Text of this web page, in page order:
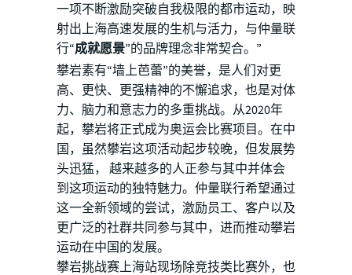
一项不断激励突破自我极限的都市运动，映
射出上海高速发展的生机与活力，与仲量联
行“成就愿景”的品牌理念非常契合。”
攀岩素有“墙上芭蕾”的美誉，是人们对更
高、更快、更强精神的不懈追求，也是对体
力、脑力和意志力的多重挑战。从2020年
起，攀岩将正式成为奥运会比赛项目。在中
国，虽然攀岩这项活动起步较晚，但发展势
头迅猛， 越来越多的人正参与其中并体会
到这项运动的独特魅力。仲量联行希望通过
这一全新领域的尝试，激励员工、客户以及
更广泛的社群共同参与其中，进而推动攀岩
运动在中国的发展。
攀岩挑战赛上海站现场除竞技类比赛外，也